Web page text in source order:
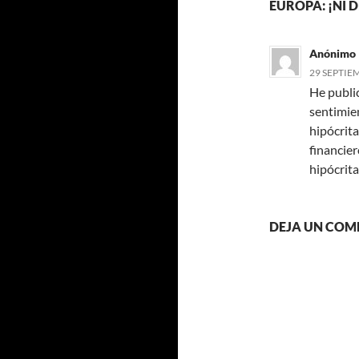
EUROPA: ¡NI
Anónimo
29
He
DEJA UN